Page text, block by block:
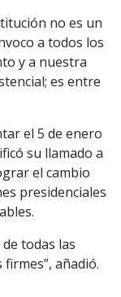
no es un
a todos los
y a nuestra
es entre
el 5 de enero
su llamado a
el cambio
presidenciales
todas las
añadió.